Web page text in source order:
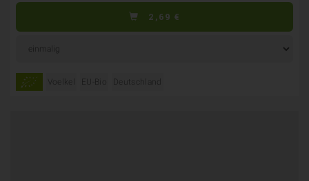
2,69€
Voelkel